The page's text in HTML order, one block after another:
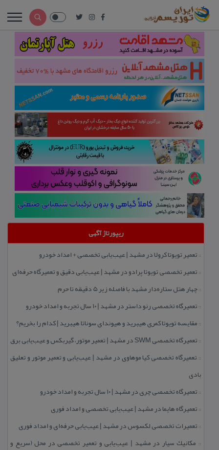
ریپورتاژ آگهی
:: تعمیر تویوتا كرولا در مشهد | عیب‌یابی تخصصی + امداد خودرو
:: تعمیر تخصصی تویوتا پرادو در مشهد | عیب‌یابی دقیق و تعمیرگاه حرفه‌ای
::چهار هتل‌ ستاره‌دار مشهد با فاصله زیر 5 دقیقه تا حرم
:: تعمیرگاه تخصصی رنو داستر در مشهد | ۱۰ سال تجربه و امداد خودرو
:: مقایسه تویوتا كمری هیبرید و هیوندای سوناتا هیبرید | كدام را بخریم؟
:: تعمیرگاه تخصصی SWM در مشهد | تعمیر موتور، گیربكس و عیب‌یابی برق
:: تعمیرگاه تخصصی كیا موهاوی در مشهد | عیب‌یابی و تعمیر موتور و تعلیق
بادی
:: تعمیرگاه تخصصی چری در مشهد | ۱۰ سال تجربه و امداد خودرو
:: تعمیرگاه هایما در مشهد | عیب‌یابی تخصصی و امداد فوری
:: تعمیرات تخصصی لكسوس در مشهد | عیب‌یابی حرفه‌ای و امداد فوری
:: مكانیك سیار در مشهد | عیب‌یابی و تعمیر تخصصی در محل (سریع و